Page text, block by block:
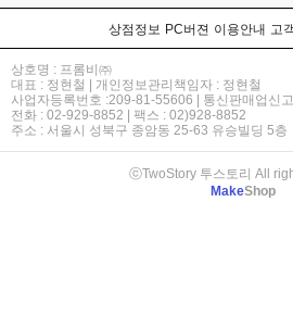
상점정보 PC버젼 이용안내 고
상호명 : 프롬비㈜
대표 : 정현철 | 개인정보관리책임자 : 정현철
사업자등록번호 :209-81-55606 | 통신판매업신
전화 : 02-929-8852 | 팩스 : 02)928-8852
주소 : 서울시 성북구 종암동 25-63 유승빌딩 5층
ⓒTwoStory 투스토리 All
MakeShop